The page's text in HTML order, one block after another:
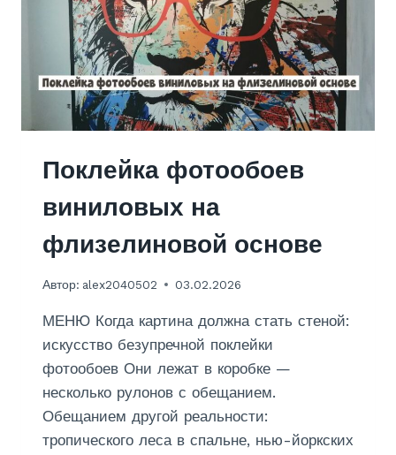
Я
Ж
Н
О
Й
Д
В
У
О
Н
В
Й
:
Я
Н
Ц
Поклейка фотообоев
виниловых на
флизелиновой основе
Автор: alex2040502 03.02.2026
МЕНЮ Когда картина должна стать стеной:
искусство безупречной поклейки
фотообоев Они лежат в коробке —
несколько рулонов с обещанием.
Обещанием другой реальности:
тропического леса в спальне, нью-йоркских